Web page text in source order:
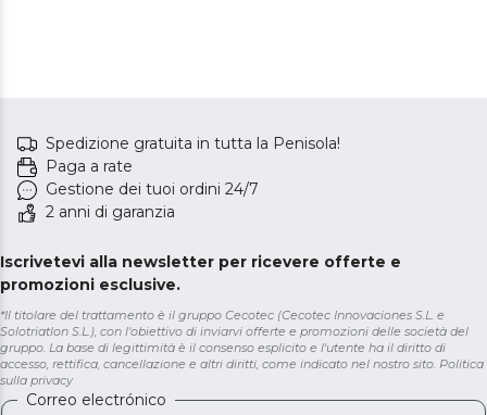
Spedizione gratuita in tutta la Penisola!
Paga a rate
Gestione dei tuoi ordini 24/7
2 anni di garanzia
Iscrivetevi alla newsletter per ricevere offerte e
promozioni esclusive.
*Il titolare del trattamento è il gruppo Cecotec (Cecotec Innovaciones S.L. e
Solotriatlon S.L.), con l'obiettivo di inviarvi offerte e promozioni delle società del
gruppo. La base di legittimità è il consenso esplicito e l'utente ha il diritto di
accesso, rettifica, cancellazione e altri diritti, come indicato nel nostro sito. Politica
sulla privacy
Correo electrónico